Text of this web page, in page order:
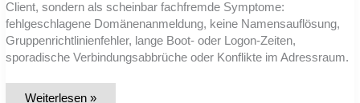
Client, sondern als scheinbar fachfremde Symptome:
fehlgeschlagene Domänenanmeldung, keine Namensauflösung,
Gruppenrichtlinienfehler, lange Boot- oder Logon-Zeiten,
sporadische Verbindungsabbrüche oder Konflikte im Adressraum.
Welche
Weiterlesen »